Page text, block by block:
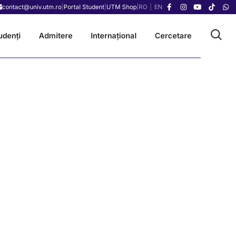
contact@univ.utm.ro| Portal Student| UTM Shop| RO EN
Admitere Internațional Cercetare